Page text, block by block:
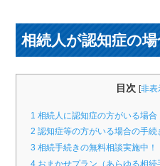
相続人が認知症の
目次 [非表
1 相続人に認知症の方がいる場合
2 認知症等の方がいる場合の手続
3 相続手続きの無料相談実施中！
4 おまかせプラン（あらゆる相続